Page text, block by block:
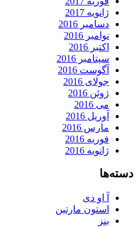
ژانویه 2017
دسامبر 2016
نوامبر 2016
اکتبر 2016
سپتامبر 2016
آگوست 2016
جولای 2016
ژوئن 2016
می 2016
آوریل 2016
مارس 2016
فوریه 2016
ژانویه 2016
دسته‌ها
آ او دی
استون مارتین
بنز